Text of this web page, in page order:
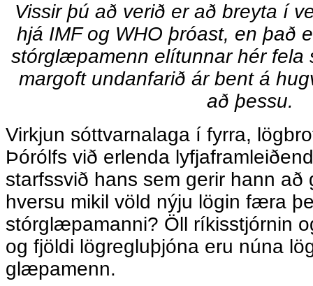
Vissir þú að verið er að breyta í
hjá IMF og WHO þróast, en það
stórglæpamenn elítunnar hér fela
margoft undanfarið ár bent á
að þessu.
Virkjun sóttvarnalaga í fyrra,
Þórólfs við erlenda
starfssvið hans sem gerir hann
hversu mikil völd nýju lögin færa
stórglæpamanni? Öll ríkisstjórnin
og fjöldi lögregluþjóna eru núna
glæpamenn.